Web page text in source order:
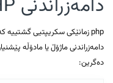
دامەزراندنی PHP و ماژوڵەکانی
دامەزراندنی ماژۆڵ یا مادۆڵە
دەگرین: